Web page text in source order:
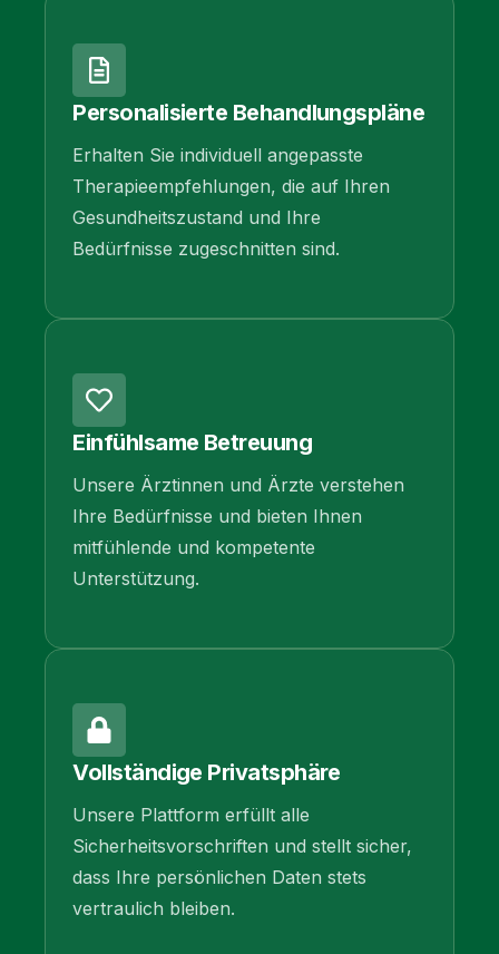
Personalisierte Behandlungspläne
Erhalten Sie individuell angepasste
Therapieempfehlungen, die auf Ihren
Gesundheitszustand und Ihre
Bedürfnisse zugeschnitten sind.
Einfühlsame Betreuung
Unsere Ärztinnen und Ärzte verstehen
Ihre Bedürfnisse und bieten Ihnen
mitfühlende und kompetente
Unterstützung.
Vollständige Privatsphäre
Unsere Plattform erfüllt alle
Sicherheitsvorschriften und stellt sicher,
dass Ihre persönlichen Daten stets
vertraulich bleiben.